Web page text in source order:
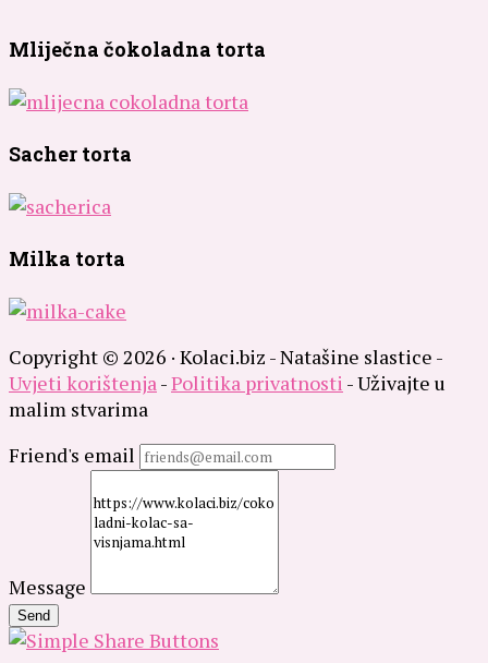
Mliječna čokoladna torta
Sacher torta
Milka torta
Copyright © 2026 · Kolaci.biz - Natašine slastice -
Uvjeti korištenja -Politika privatnosti - Uživajte u
malim stvarima
Friend's email
Message
Send